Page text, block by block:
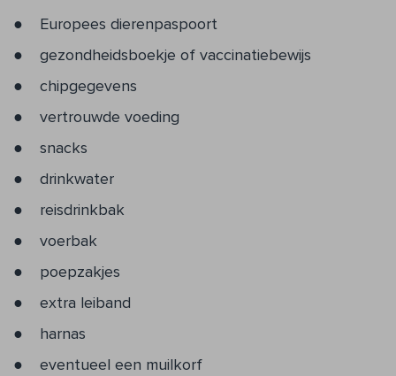
Europees dierenpaspoort
gezondheidsboekje of vaccinatiebewijs
chipgegevens
vertrouwde voeding
snacks
drinkwater
reisdrinkbak
voerbak
poepzakjes
extra leiband
harnas
eventueel een muilkorf